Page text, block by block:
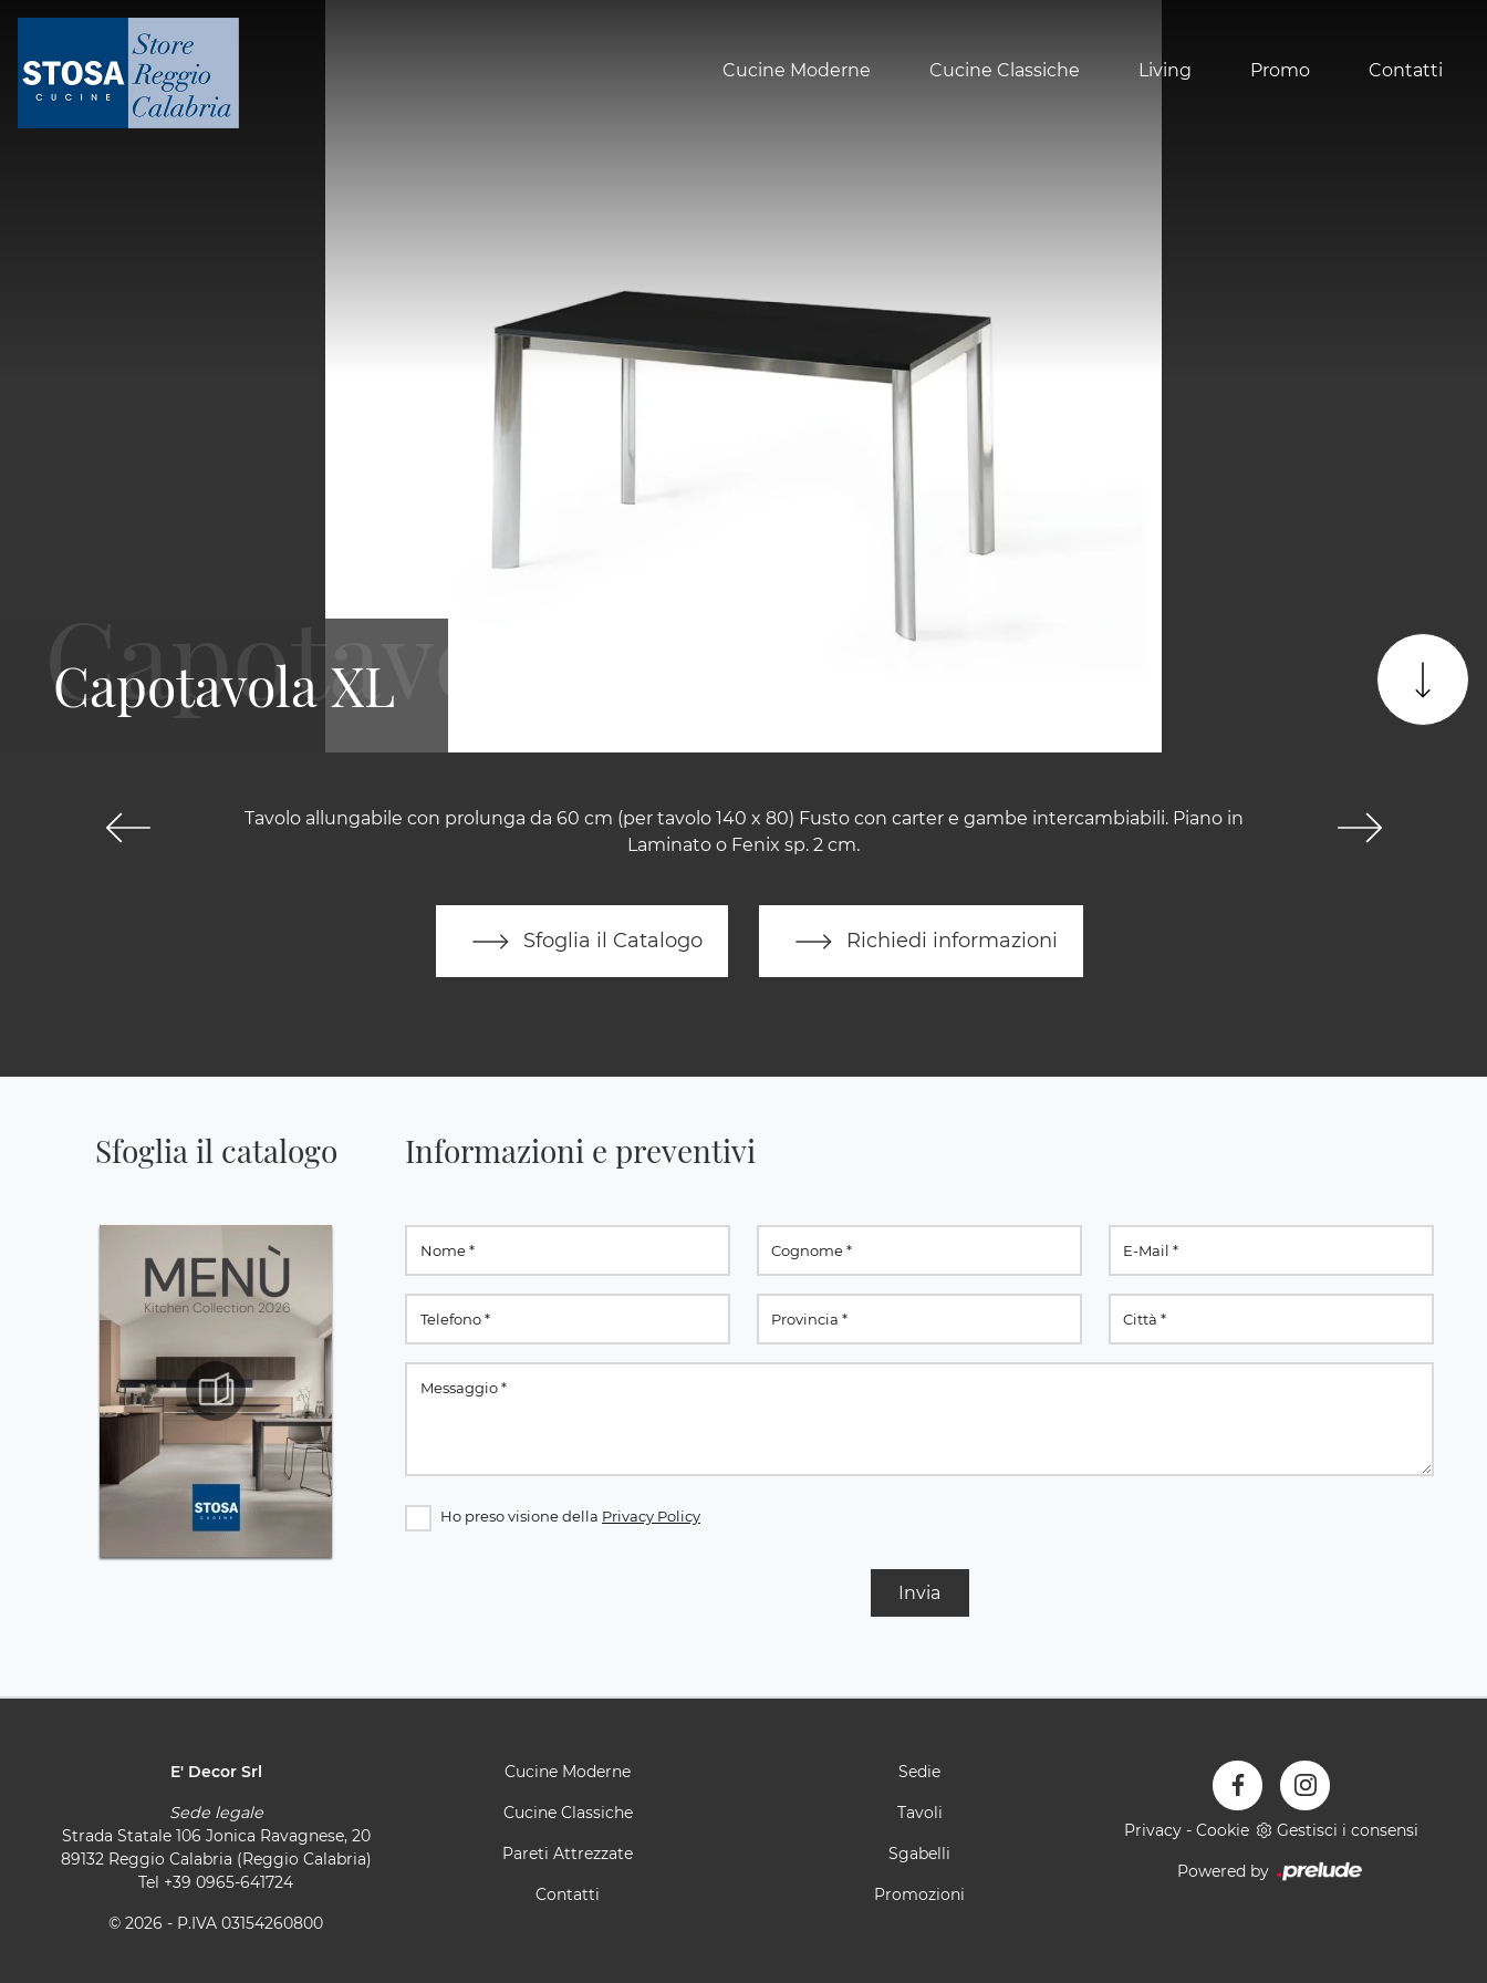
Cucine Moderne Cucine Classiche Living Promo Contatti
Tavolo allungabile con prolunga da 60 cm (per tavolo 140 x 80) Fusto con carter e gambe intercambiabili. Piano in
Laminato o Fenix sp. 2 cm.
Sfoglia il Catalogo Richiedi informazioni
Capotavola XL
Sfoglia il catalogo Informazioni e preventivi
Ho preso visione della Privacy Policy
Invia
E' Decor Srl
Sede legale
Strada Statale 106 Jonica Ravagnese, 20
89132 Reggio Calabria (Reggio Calabria)
Tel +39 0965-641724
© 2026 - P.IVA 03154260800
Cucine Moderne
Cucine Classiche
Pareti Attrezzate
Contatti
Sedie
Tavoli
Sgabelli
Promozioni
Privacy - Cookie Gestisci i consensi
Powered by